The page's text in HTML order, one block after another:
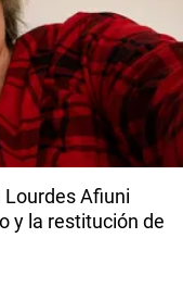
Afiuni
y la restitución de